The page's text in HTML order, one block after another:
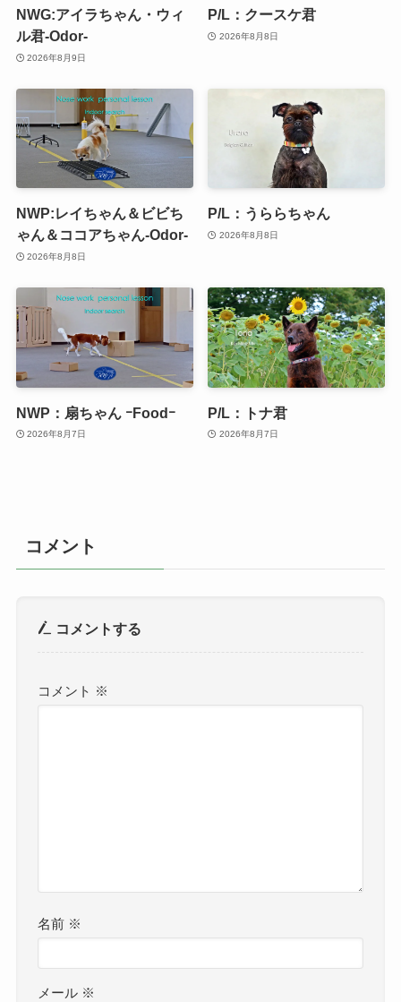
NWG:アイラちゃん・ウィ
ル君-Odor-
2026年8月9日
P/L：クースケ君
2026年8月8日
NWP:レイちゃん＆ビビち
ゃん＆ココアちゃん-Odor-
2026年8月8日
P/L：うららちゃん
2026年8月8日
NWP：扇ちゃん ｰFoodｰ
2026年8月7日
P/L：トナ君
2026年8月7日
コメント
コメントする
コメント ※
名前 ※
メール ※